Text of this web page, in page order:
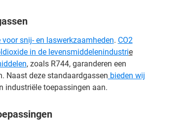
snij- en laswerkzaamheden. CO2
in de levensmiddelenindustrie
, zoals R744, garanderen een
Naast deze standaardgassen bieden wij
industriële toepassingen aan.